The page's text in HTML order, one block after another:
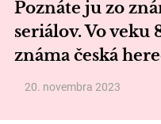
Poznáte ju zo
seriálov. Vo veku
známa česká
20. novembra 2023